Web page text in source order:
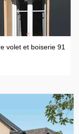
volet et boiserie 91